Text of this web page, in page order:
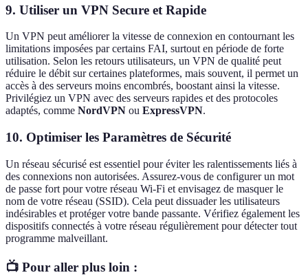
9. Utiliser un VPN Secure et Rapide
Un VPN peut améliorer la vitesse de connexion en contournant les
limitations imposées par certains FAI, surtout en période de forte
utilisation. Selon les retours utilisateurs, un VPN de qualité peut
réduire le débit sur certaines plateformes, mais souvent, il permet un
accès à des serveurs moins encombrés, boostant ainsi la vitesse.
Privilégiez un VPN avec des serveurs rapides et des protocoles
adaptés, comme NordVPN ou ExpressVPN.
10. Optimiser les Paramètres de Sécurité
Un réseau sécurisé est essentiel pour éviter les ralentissements liés à
des connexions non autorisées. Assurez-vous de configurer un mot
de passe fort pour votre réseau Wi-Fi et envisagez de masquer le
nom de votre réseau (SSID). Cela peut dissuader les utilisateurs
indésirables et protéger votre bande passante. Vérifiez également les
dispositifs connectés à votre réseau régulièrement pour détecter tout
programme malveillant.
📺 Pour aller plus loin :